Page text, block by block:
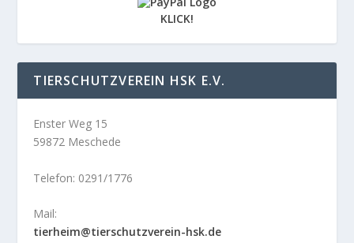
KLICK!
TIERSCHUTZVEREIN HSK E.V.
Enster Weg 15
59872 Meschede
Telefon: 0291/1776
Mail:
tierheim@tierschutzverein-hsk.de